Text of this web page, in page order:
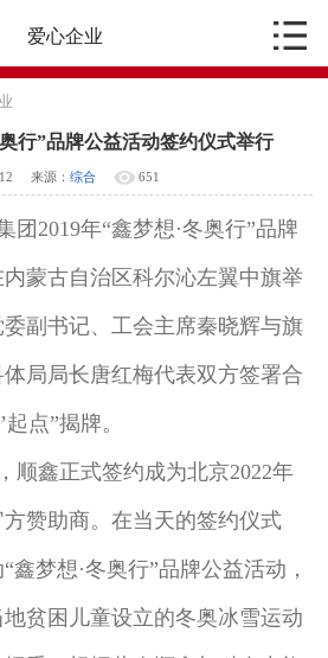
爱心企业
行”品牌公益活动签约仪式举行
来源：综合 651
团2019年“鑫梦想·冬奥行”品牌
蒙古自治区科尔沁左翼中旗举
副书记、工会主席秦晓辉与旗
局局长唐红梅代表双方签署合
点”揭牌。
顺鑫正式签约成为北京2022年
赞助商。在当天的签约仪式
鑫梦想·冬奥行”品牌公益活动，
贫困儿童设立的冬奥冰雪运动